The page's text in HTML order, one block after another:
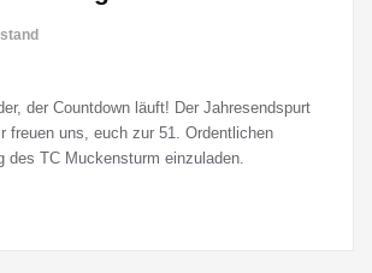
der Countdown läuft! Der Jahresendspurt
freuen uns, euch zur 51. Ordentlichen
des TC Muckensturm einzuladen.